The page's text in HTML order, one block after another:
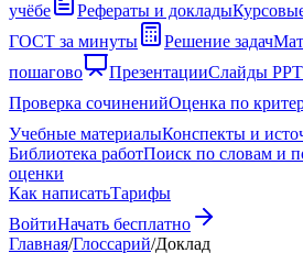
учёбе
Рефераты и доклады
ГОСТ за минуты
Решение задач
пошагово
ПрезентацииСлайды
Проверка сочиненийОценка по
Учебные материалыКонспекты и
Библиотека работПоиск по словам и
оценки
Как написатьТарифы
ВойтиНачать бесплатно
Главная/Глоссарий/Доклад